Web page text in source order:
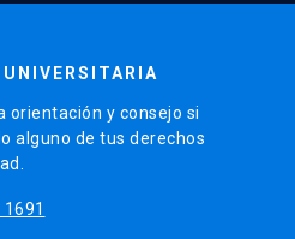
orientación y consejo si
alguno de tus derechos